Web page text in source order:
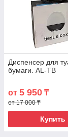
Диспенсер для
бумаги. AL-TB
от 5 950 ₸
от 17 000 ₸
Купить